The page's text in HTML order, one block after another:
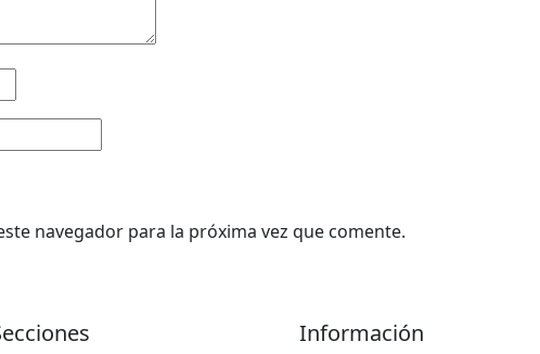
navegador para la próxima vez que comente.
Información